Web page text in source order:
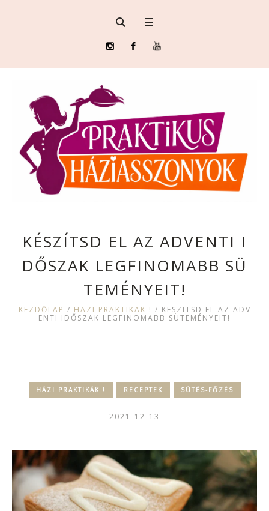
KÉSZÍTSD EL AZ ADVENTI I
DŐSZAK LEGFINOMABB SÜ
TEMÉNYEIT!
KEZDŐLAP / HÁZI PRAKTIKÁK ! / KÉSZÍTSD EL AZ ADV
ENTI IDŐSZAK LEGFINOMABB SÜTEMÉNYEIT!
HÁZI PRAKTIKÁK ! RECEPTEK SÜTÉS-FŐZÉS
2021-12-13